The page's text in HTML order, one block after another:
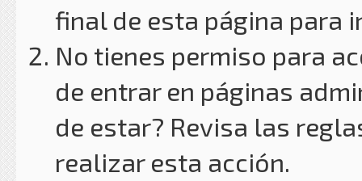
final de esta página para
No tienes permiso para
de entrar en páginas
de estar? Revisa las
realizar esta acción.